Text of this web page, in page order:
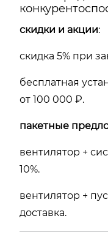
скидки и акции:
скидка 5% при
бесплатная
от 100 000 ₽.
пакетные
вентилятор +
10%.
вентилятор +
доставка.